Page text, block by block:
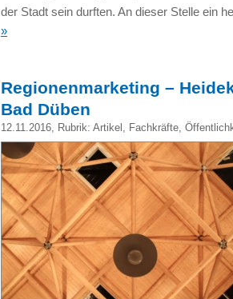
der Stadt sein durften. An dieser Stelle ein
»
Regionenmarketing –
Bad Düben
12.11.2016 , Rubrik: Artikel Fachkräfte